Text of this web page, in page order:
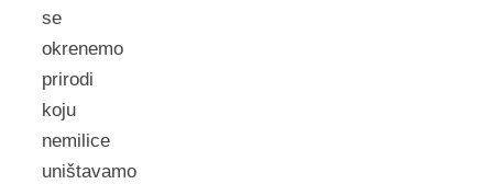
se
okrenemo
prirodi
koju
nemilice
uništavamo